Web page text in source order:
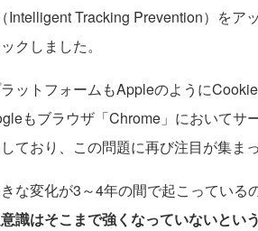
Intelligent Tracking Prevention）をア
クしました。
ットフォームもAppleのように
もブラウザ「Chrome」においてサ
ており、この問題に再び注目が集まっ
な変化が3～4年の間で起こっているの
識はそこまで強くなっていないとい